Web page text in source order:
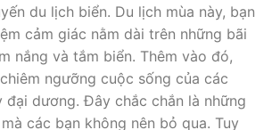
du lịch biển. Du lịch mùa này, bạn
cảm giác nằm dài trên những bãi
nắng và tắm biển. Thêm vào đó,
ngưỡng cuộc sống của các
đại dương. Đây chắc chắn là những
các bạn không nên bỏ qua. Tuy